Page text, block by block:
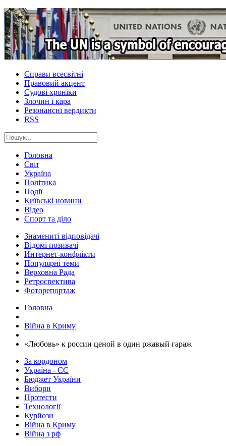
Справи всесвітні
Правовий акцент
Судові хроніки
Злочин і кара
Резонансні вердикти
RSS
Головна
Світ
Україна
Політика
Події
Київські новини
Відео
Спорт та діло
Знамениті відповідачі
Відомі позивачі
Интернет-конфлікти
Популярні теми
Верховна Рада
Ретроспектива
Фоторепортаж
Головна
Війна в Криму
​«Любовь» к россии ценой в один ржавый гараж
За кордоном
Україна - ЄС
Бюджет України
Вибори
Протести
Технології
Курйози
Війна в Криму
Війна з рф